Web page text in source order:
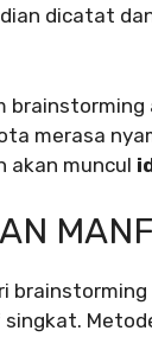
dicatat
merasa
akan muncul